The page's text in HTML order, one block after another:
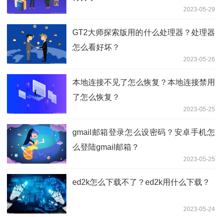
2023-05-29
GT2大师探索版用的什么处理器？处理器
怎么看好坏？
2023-05-26
本地连接不见了怎么恢复？本地连接禁用
了怎么恢复？
2023-05-25
gmail邮箱登录怎么设密码？安卓手机怎
么登陆gmail邮箱？
2023-05-25
ed2k怎么下载不了？ed2k用什么下载？
2023-05-24